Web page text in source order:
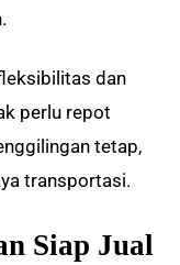
dan
perlu repot
tetap,
transportasi.
Siap Jual